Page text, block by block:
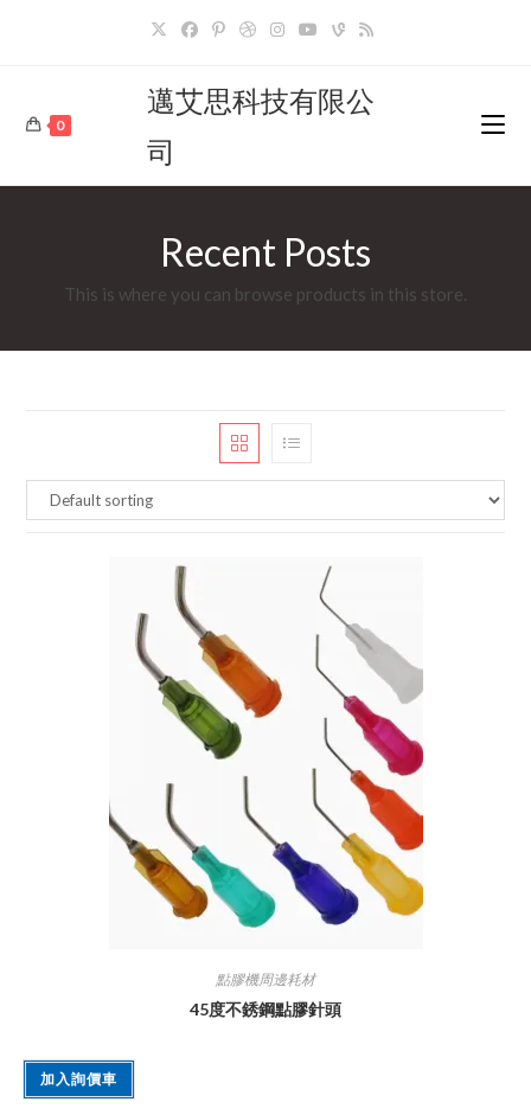
0
邁艾思科技有限公
司
Recent Posts
This is where you can browse products in this store.
點膠機周邊耗材
45度不銹鋼點膠針頭
加入詢價車